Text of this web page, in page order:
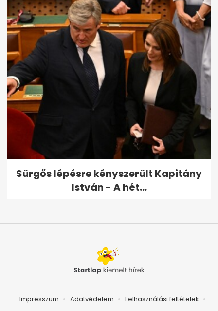
Sürgős lépésre kényszerült Kapitány
István - A hét...
Impresszum Adatvédelem
Felhasználási feltételek